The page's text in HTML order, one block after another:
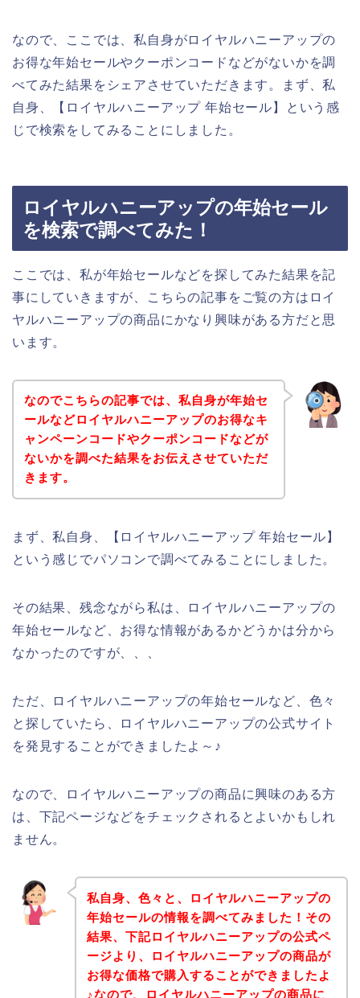
なので、ここでは、私自身がロイヤルハニーアップの
お得な年始セールやクーポンコードなどがないかを調
べてみた結果をシェアさせていただきます。まず、私
自身、【ロイヤルハニーアップ 年始セール】という感
じで検索をしてみることにしました。
ロイヤルハニーアップの年始セール
を検索で調べてみた！
ここでは、私が年始セールなどを探してみた結果を記
事にしていきますが、こちらの記事をご覧の方はロイ
ヤルハニーアップの商品にかなり興味がある方だと思
います。
なのでこちらの記事では、私自身が年始セ
ールなどロイヤルハニーアップのお得なキ
ャンペーンコードやクーポンコードなどが
ないかを調べた結果をお伝えさせていただ
きます。
まず、私自身、【ロイヤルハニーアップ 年始セール】
という感じでパソコンで調べてみることにしました。
その結果、残念ながら私は、ロイヤルハニーアップの
年始セールなど、お得な情報があるかどうかは分から
なかったのですが、、、
ただ、ロイヤルハニーアップの年始セールなど、色々
と探していたら、ロイヤルハニーアップの公式サイト
を発見することができましたよ～♪
なので、ロイヤルハニーアップの商品に興味のある方
は、下記ページなどをチェックされるとよいかもしれ
ません。
私自身、色々と、ロイヤルハニーアップの
年始セールの情報を調べてみました！その
結果、下記ロイヤルハニーアップの公式ペ
ージより、ロイヤルハニーアップの商品が
お得な価格で購入することができましたよ
♪なので、ロイヤルハニーアップの商品に